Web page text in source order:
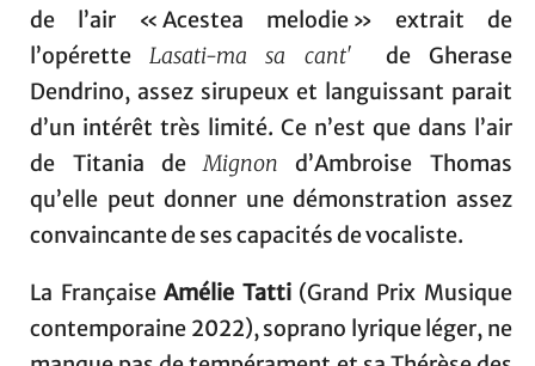
de l’air « Acestea melodie » extrait de
l’opérette Lasati-ma sa cant' de Gherase
Dendrino, assez sirupeux et languissant parait
d’un intérêt très limité. Ce n’est que dans l’air
de Titania deMignon d’Ambroise Thomas
qu’elle peut donner une démonstration assez
convaincante de ses capacités de vocaliste.
La FrançaiseAmélie Tatti(Grand Prix Musique
contemporaine 2022), soprano lyrique léger, ne